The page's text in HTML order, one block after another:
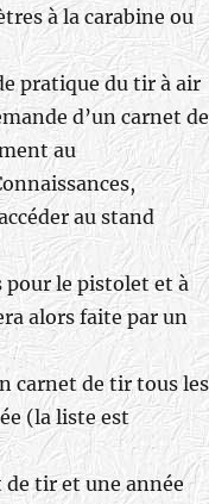
à la carabine ou
pratique du tir à air
d’un carnet de
au
au stand
le pistolet et à
alors faite par un
carnet de tir tous les
(la liste est
de tir et une année